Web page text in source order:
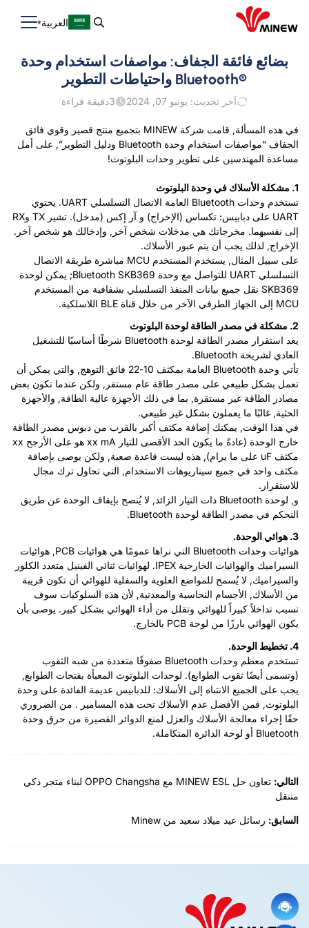
العربية
بضائع فائقة الجفاف: مواصفات استخدام وحدة
Bluetooth®‎ واحتياطات التطوير
آخر تحديث: يونيو 07, 2024 3دقيقة قراءة
في هذه المسألة, قامت شركة MINEW بتجميع منتج قصير وقوي فائق
الجفاف “مواصفات استخدام وحدة Bluetooth ودليل التطوير”, على أمل
مساعدة المهندسين على تطوير وحدات البلوتوث!
1. مشكلة الأسلاك في وحدة البلوتوث
تستخدم وحدات Bluetooth العامة الاتصال التسلسلي UART. يحتوي
UART على دبابيس: تكساس (الإخراج) و آر إكس (مدخل). تشير TX وRX
إلى نفسيهما. مخرجاتك هي مدخلات شخص آخر, وإدخالك هو شخص آخر.
الإخراج, لذلك يجب أن يتم عبور الأسلاك.
على سبيل المثال, يستخدم المستخدم MCU مباشرة طريقة الاتصال
التسلسلي UART للتواصل مع وحدة Bluetooth SKB369; يمكن لوحدة
SKB369 نقل جميع بيانات المنفذ التسلسلي بشفافية من المستخدم
MCU إلى الجهاز الطرفي الآخر من خلال قناة BLE اللاسلكية.
2. مشكلة في مصدر الطاقة لوحدة البلوتوث
يعد استقرار مصدر الطاقة لوحدة Bluetooth شرطًا أساسيًا للتشغيل
العادي لشريحة Bluetooth.
تأتي وحدة Bluetooth العامة بمكثف 10-22 فائق التوهج, والتي يمكن أن
تعمل بشكل طبيعي على مصدر طاقة عام مستقر, ولكن عندما تكون بعض
مصادر الطاقة غير مستقرة, بما في ذلك الأجهزة عالية الطاقة, والأجهزة
الحثية, غالبًا ما يعملون بشكل غير طبيعي.
في هذا الوقت, يمكنك إضافة مكثف أكبر بالقرب من دبوس مصدر الطاقة
خارج الوحدة (عادةً ما يكون الحد الأقصى للتيار xx mA هو على الأرجح xx
مكثف uF على ما يرام), هذه ليست قاعدة صعبة, ولكن يوصى بإضافة
مكثف واحد في جميع سيناريوهات الاستخدام, التي تحاول ترك مجال
للاستقرار.
و, لوحدة Bluetooth ذات التيار الزائد, لا يُنصح بإيقاف الوحدة عن طريق
التحكم في مصدر الطاقة لوحدة Bluetooth.
3. هوائي الوحدة.
هوائيات وحدات Bluetooth التي نراها عمومًا هي هوائيات PCB, هوائيات
السيراميك والهوائيات الخارجية IPEX. لهوائيات ثنائي الفينيل متعدد الكلور
والسيراميك, لا يُسمح للمواضع العلوية والسفلية للهوائي أن تكون قريبة
من الأسلاك, الأجسام النحاسية والمعدنية, لأن هذه السلوكيات سوف
تسبب تداخلاً كبيراً للهوائي وتقلل من أداء الهوائي بشكل كبير. يوصى بأن
يكون الهوائي بارزًا من لوحة PCB بالخارج.
4. تخطيط الوحدة.
تستخدم معظم وحدات Bluetooth صفوفًا متعددة من شبه الثقوب
(وتسمى أيضًا ثقوب الطوابع). لوحدات البلوتوث المعبأة بفتحات الطوابع,
يجب على الجميع الانتباه إلى الأسلاك: للدبابيس عديمة الفائدة على وحدة
البلوتوث, فمن الأفضل عدم الأسلاك تحت هذه المسامير . من الضروري
حقًا إجراء معالجة الأسلاك والعزل لمنع الدوائر القصيرة من حرق وحدة
Bluetooth أو لوحة الدائرة المتكاملة.
التالي:
تعاون حل MINEW ESL مع OPPO Changsha لبناء متجر ذكي
متنقل
السابق: رسائل عيد ميلاد سعيد من Minew